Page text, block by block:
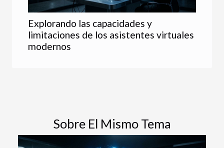
Explorando las capacidades y
limitaciones de los asistentes virtuales
modernos
Sobre El Mismo Tema